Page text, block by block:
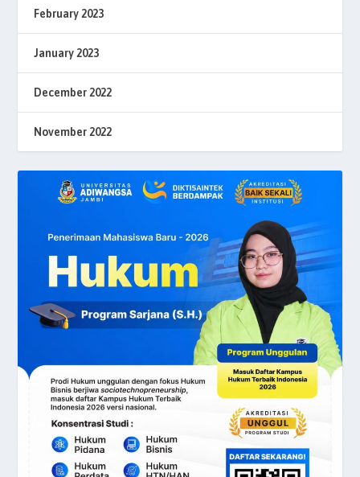
February 2023
January 2023
December 2022
November 2022